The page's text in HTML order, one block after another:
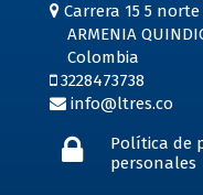
Carrera 15 5
ARMENIA
Colombia
3228473738
info@ltres.co
Política de
personales